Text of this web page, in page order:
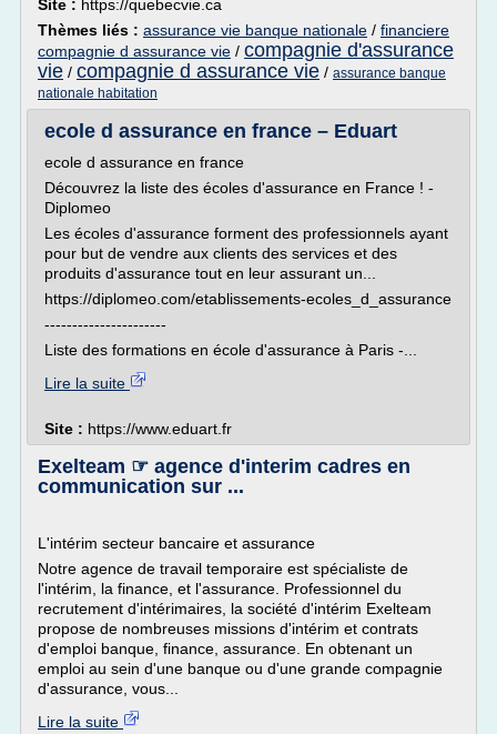
Site : https://quebecvie.ca
Thèmes liés : assurance vie banque nationale / financiere
compagnie d assurance vie / compagnie d'assurance
vie / compagnie d assurance vie / assurance banque
nationale habitation
ecole d assurance en france – Eduart
ecole d assurance en france
Découvrez la liste des écoles d'assurance en France ! -
Diplomeo
Les écoles d'assurance forment des professionnels ayant
pour but de vendre aux clients des services et des
produits d'assurance tout en leur assurant un...
https://diplomeo.com/etablissements-ecoles_d_assurance
----------------------
Liste des formations en école d'assurance à Paris -...
Lire la suite
Site : https://www.eduart.fr
Exelteam ☞ agence d'interim cadres en
communication sur ...
L'intérim secteur bancaire et assurance
Notre agence de travail temporaire est spécialiste de
l'intérim, la finance, et l'assurance. Professionnel du
recrutement d'intérimaires, la société d'intérim Exelteam
propose de nombreuses missions d'intérim et contrats
d'emploi banque, finance, assurance. En obtenant un
emploi au sein d'une banque ou d'une grande compagnie
d'assurance, vous...
Lire la suite